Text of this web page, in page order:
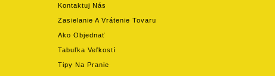
Kontaktuj Nás
Zasielanie A Vrátenie Tovaru
Ako Objednať
Tabuľka Veľkostí
Tipy Na Pranie